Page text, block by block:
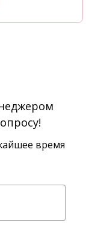
время